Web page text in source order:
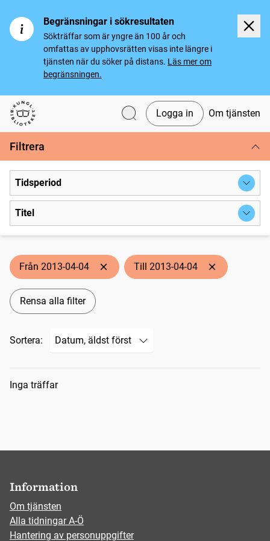
Begränsningar i sökresultaten
Sökträffar som är yngre än 100 år och
omfattas av upphovsrätten visas inte längre i
tjänsten när du söker på distans. Läs mer om
begränsningen.
Svenska tidningar
Logga in Om tjänsten
Filtrera
Tidsperiod
Titel
Från 2013-04-04 Till 2013-04-04
Rensa alla filter
Sortera:
Sökresultat
Inga träffar
Information
Om tjänsten
Alla tidningar A-Ö
Hantering av personuppgifter